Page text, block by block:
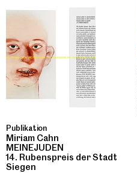
Publikation
Miriam Cahn
MEINEJUDEN
14. Rubenspreis der Stadt
Siegen